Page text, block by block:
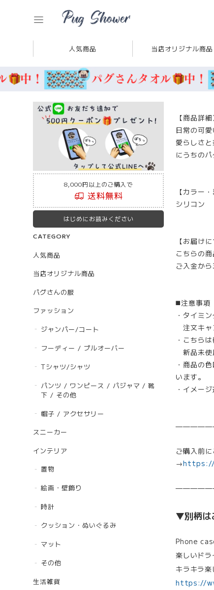
人気商品 当店オリジナル商品
8,000円以上のご購入で
送料無料
はじめにお読みください
CATEGORY
人気商品
当店オリジナル商品
パグさんの服
ファッション
ジャンパー/コート
フーディー / プルオーバー
Tシャツ/シャツ
パンツ / ワンピース / パジャマ / 靴
下 / その他
帽子 / アクセサリー
スニーカー
インテリア
置物
絵画・壁飾り
時計
クッション・ぬいぐるみ
マット
その他
生活雑貨
【商品詳細
日常の可
愛らしさ
にうちの
【カラー・
シリコン
【お届けに
こちらの
ご入金か
◼️注意事項
・タイミ
注文キャ
・こちら
新品未使
・商品の
います。
・イメー
ご購入前
→https://
▼別柄は
Phone
楽しいド
キラキラ楽
https://